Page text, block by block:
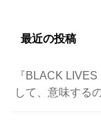
最近の投稿
『BLACK
して、意味する